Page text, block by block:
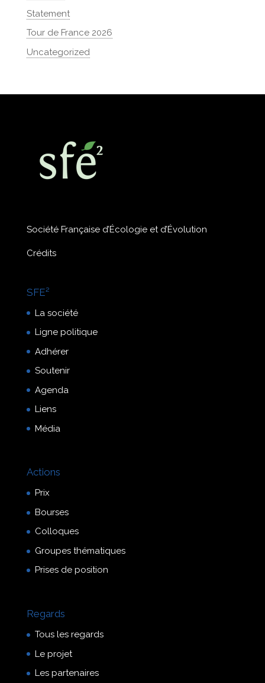
Statement
Tour de France 2026
Uncategorized
Société Française d’Écologie et d’Évolution
Crédits
SFE²
La société
Ligne politique
Adhérer
Soutenir
Agenda
Liens
Média
Actions
Prix
Bourses
Colloques
Groupes thématiques
Prises de position
Regards
Tous les regards
Le projet
Les partenaires